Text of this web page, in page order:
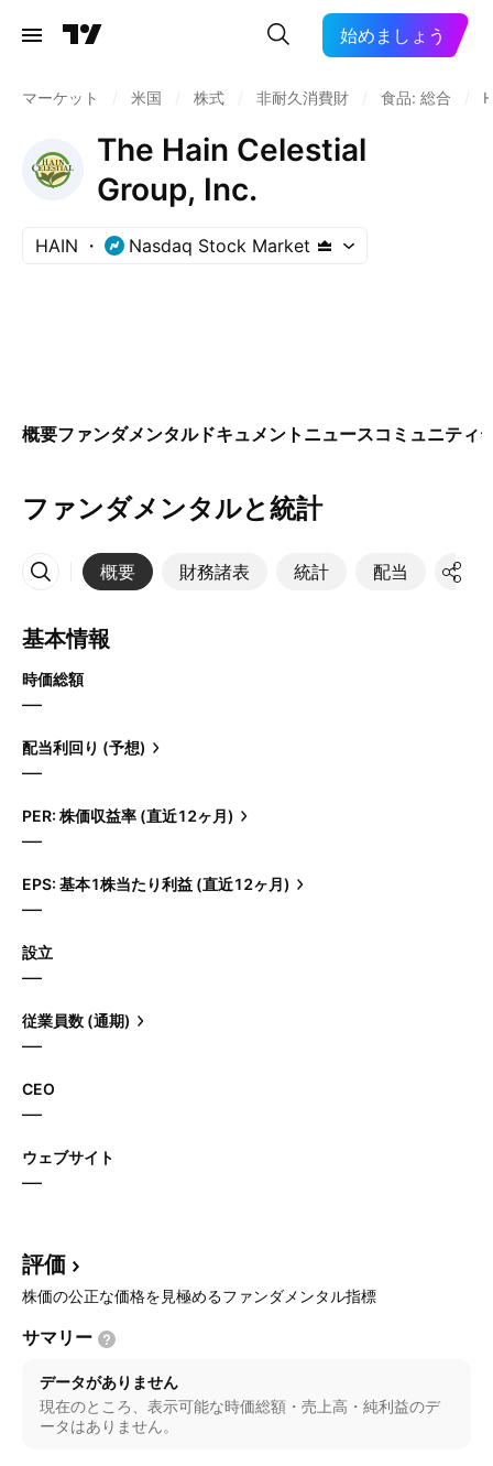
始めましょう
マーケット 米国 株式 非耐久消費財 食品: 総合
The Hain Celestial
Group, Inc.
HAIN Nasdaq Stock Market
概要ファンダメンタルドキュメント ニュースコミュニティ
ファンダメンタルと統計
概要 財務諸表 統計 配当 決算
その他
基本情報
時価総額
—
配当利回り (予想)
—
PER: 株価収益率 (直近12ヶ月)
—
EPS: 基本1株当たり利益 (直近12ヶ月)
—
設立
—
従業員数 (通期)
—
CEO
—
ウェブサイト
—
評価
株価の公正な価格を見極めるファンダメンタル指標
サマリー
データがありません
現在のところ、表示可能な時価総額・売上高・純利益のデ
ータはありません。